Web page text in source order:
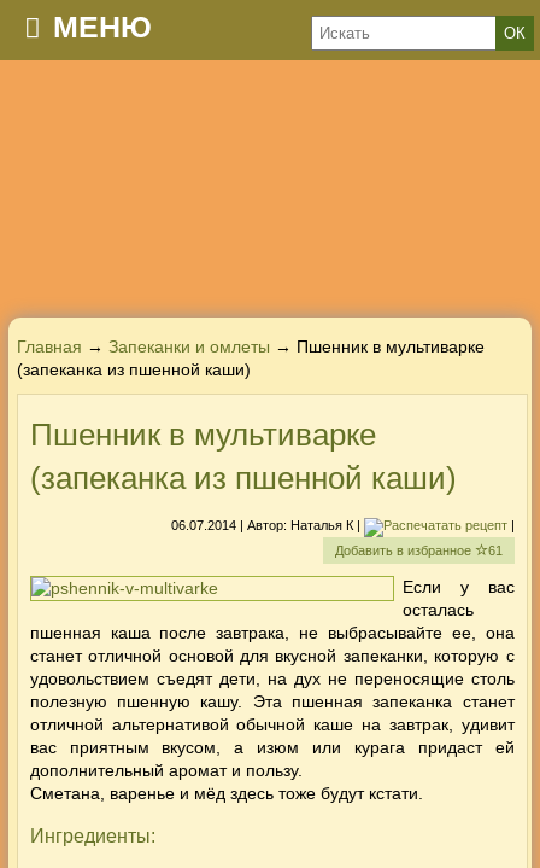
МЕНЮ
Главная → Запеканки и омлеты → Пшенник в мультиварке
(запеканка из пшенной каши)
Пшенник в мультиварке
(запеканка из пшенной каши)
06.07.2014 | Автор: Наталья К|
|
Добавить в избранное
61
Если у вас
осталась
пшенная каша после завтрака, не выбрасывайте ее, она
станет отличной основой для вкусной запеканки, которую с
удовольствием съедят дети, на дух не переносящие столь
полезную пшенную кашу. Эта пшенная запеканка станет
отличной альтернативой обычной каше на завтрак, удивит
вас приятным вкусом, а изюм или курага придаст ей
дополнительный аромат и пользу.
Сметана, варенье и мёд здесь тоже будут кстати.
Ингредиенты: